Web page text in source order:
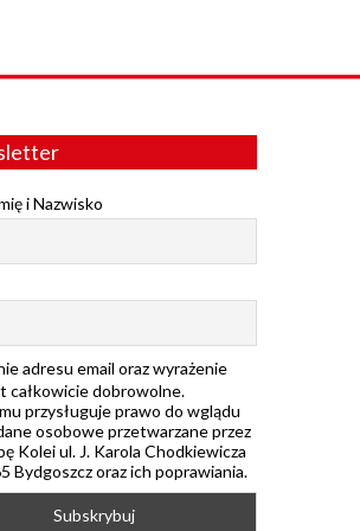
i Nazwisko
adresu email oraz wyrażenie
całkowicie dobrowolne.
przysługuje prawo do wglądu
osobowe przetwarzane przez
Kolei ul. J. Karola Chodkiewicza
Bydgoszcz oraz ich poprawiania.